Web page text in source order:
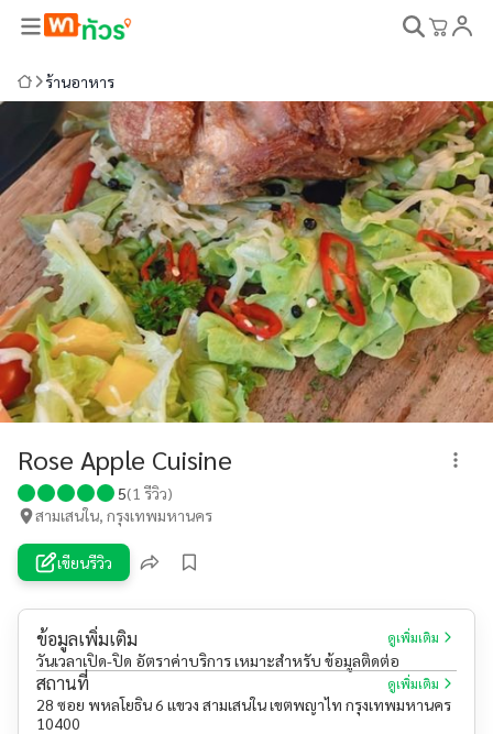
ร้านอาหาร
Rose Apple Cuisine
5(1 รีวิว)
สามเสนใน, กรุงเทพมหานคร
เขียนรีวิว
ข้อมูลเพิ่มเติม ดูเพิ่มเติม
วันเวลาเปิด-ปิด อัตราค่าบริการ เหมาะสำหรับ ข้อมูลติดต่อ
สถานที่ ดูเพิ่มเติม
28 ซอย พหลโยธิน 6 แขวง สามเสนใน เขตพญาไท กรุงเทพมหานคร
10400